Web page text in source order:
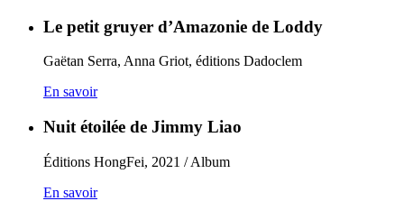
Le petit gruyer d’Amazonie de Loddy
Gaëtan Serra, Anna Griot, éditions Dadoclem
En savoir
Nuit étoilée de Jimmy Liao
Éditions HongFei, 2021 / Album
En savoir